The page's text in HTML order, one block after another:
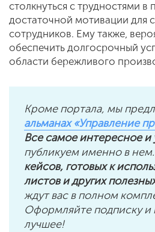
столкнуться с трудностями
достаточной мотивации для
сотрудников. Ему также,
обеспечить долгосрочный
области бережливого
Кроме портала, мы
альманах «Управление
Все самое интересное и
публикуем именно в нем.
кейсов, готовых к
листов и других
ждут вас в полном
Оформляйте подписку и
лучшее!